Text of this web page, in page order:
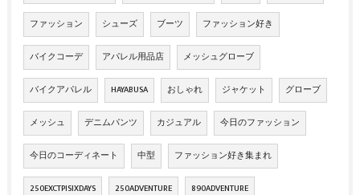
ファッション シューズ ブーツ ファッション好き
バイクコーデ アパレル用品店 メッシュグローブ
バイクアパレル HAYABUSA おしゃれ ジャケット グローブ
メッシュ デニムパンツ カジュアル 今日のファッション
今日のコーディネート 中型 ファッション好き集まれ
250EXCTPISIXDAYS 250ADVENTURE 890ADVENTURE